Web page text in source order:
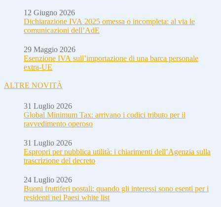
12 Giugno 2026
Dichiarazione IVA 2025 omessa o incompleta: al via le
comunicazioni dell’AdE
29 Maggio 2026
Esenzione IVA sull’importazione di una barca personale
extra-UE
ALTRE NOVITÀ
31 Luglio 2026
Global Minimum Tax: arrivano i codici tributo per il
ravvedimento operoso
31 Luglio 2026
Espropri per pubblica utilità: i chiarimenti dell’Agenzia sulla
trascrizione del decreto
24 Luglio 2026
Buoni fruttiferi postali: quando gli interessi sono esenti per i
residenti nei Paesi white list